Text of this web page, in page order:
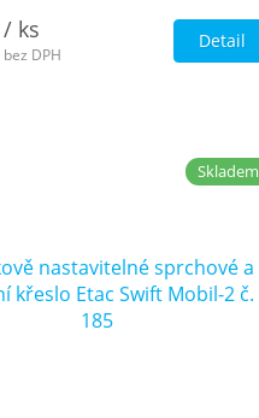
/ ks
bez DPH
Detail
Skladem